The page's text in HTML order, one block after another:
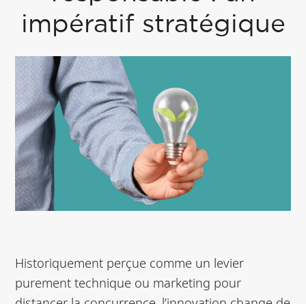
impératif stratégique
Historiquement perçue comme un levier
purement technique ou marketing pour